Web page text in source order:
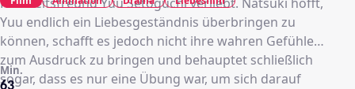
Yuu endlich ein Liebesgeständnis überbringen zu
können, schafft es jedoch nicht ihre wahren Gefühle
zum Ausdruck zu bringen und behauptet schließlich
sogar, dass es nur eine Übung war, um sich darauf
Min.